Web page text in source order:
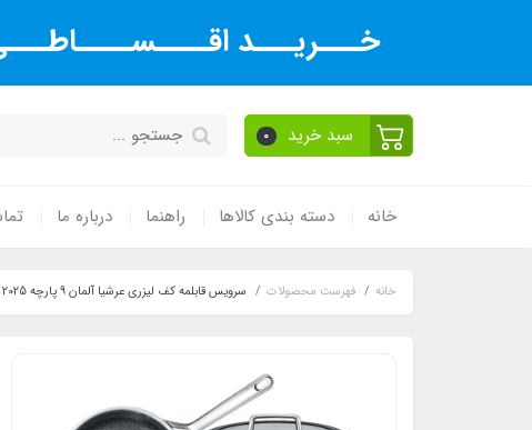
خـــریـــد
سبد خرید 0
خانه دسته بندی کالاها راهنما درباره ما
خانه فهرست محصولات سرویس قابلمه کف لیزری عرشیا آلمان 9 پارچه 2025